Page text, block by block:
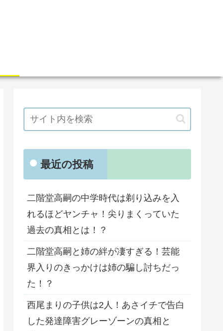
最近の投稿
二階堂高嗣の中学時代は剃り込みを入
れるほどヤンチャ！尖りまくっていた
過去の真相とは！？
二階堂高嗣と姉の絆が凄すぎる！芸能
界入りのきっかけは姉の騙し討ちだっ
た！？
西尾まりの子供は2人！あさイチで告白
した発達障害グレーゾーンの真相と